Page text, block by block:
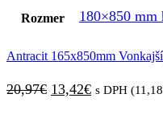
Rozmer 180×850 mm
Antracit 165x850mm
20,97€ 13,42€ s DPH (11,18